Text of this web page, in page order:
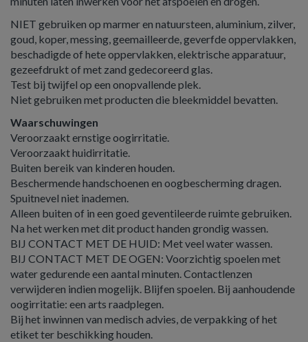
NIET gebruiken op marmer en natuursteen, aluminium, zilver,
goud, koper, messing, geemailleerde, geverfde oppervlakken,
beschadigde of hete oppervlakken, elektrische apparatuur,
gezeefdrukt of met zand gedecoreerd glas.
Test bij twijfel op een onopvallende plek.
Niet gebruiken met producten die bleekmiddel bevatten.
Waarschuwingen
Veroorzaakt ernstige oogirritatie.
Veroorzaakt huidirritatie.
Buiten bereik van kinderen houden.
Beschermende handschoenen en oogbescherming dragen.
Spuitnevel niet inademen.
Alleen buiten of in een goed geventileerde ruimte gebruiken.
Na het werken met dit product handen grondig wassen.
BIJ CONTACT MET DE HUID: Met veel water wassen.
BIJ CONTACT MET DE OGEN: Voorzichtig spoelen met
water gedurende een aantal minuten. Contactlenzen
verwijderen indien mogelijk. Blijfen spoelen. Bij aanhoudende
oogirritatie: een arts raadplegen.
Bij het inwinnen van medisch advies, de verpakking of het
etiket ter beschikking houden.